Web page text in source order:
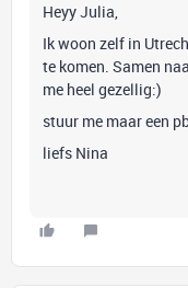
Heyy Julia,
Ik woon zelf in
te komen. Samen
me heel gezellig:)
stuur me maar een
liefs Nina